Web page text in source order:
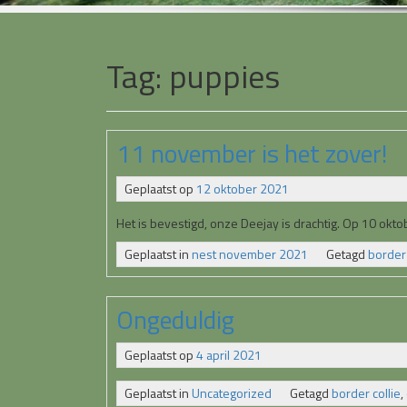
Tag: puppies
11 november is het zover!
Geplaatst op 12 oktober 2021
Het is bevestigd, onze Deejay is drachtig. Op 10
Geplaatst innest november 2021 Getagd
Ongeduldig
Geplaatst op4 april 2021
Geplaatst inUncategorized Getagdborder collie,